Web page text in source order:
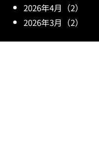
2026年4月（2）
2026年3月（2）